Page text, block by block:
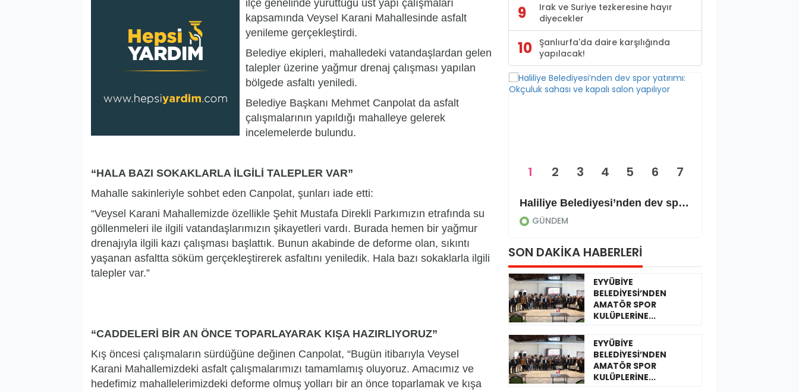
ilçe genelinde yürüttüğü üst yapı çalışmaları
kapsamında Veysel Karani Mahallesinde asfalt
yenileme gerçekleştirdi.
Belediye ekipleri, mahalledeki vatandaşlardan gelen
talepler üzerine yağmur drenaj çalışması yapılan
bölgede asfaltı yeniledi.
Belediye Başkanı Mehmet Canpolat da asfalt
çalışmalarının yapıldığı mahalleye gelerek
incelemelerde bulundu.
“HALA BAZI SOKAKLARLA İLGİLİ TALEPLER VAR”
Mahalle sakinleriyle sohbet eden Canpolat, şunları iade etti:
“Veysel Karani Mahallemizde özellikle Şehit Mustafa Direkli Parkımızın etrafında su
göllenmeleri ile ilgili vatandaşlarımızın şikayetleri vardı. Burada hemen bir yağmur
drenajıyla ilgili kazı çalışması başlattık. Bunun akabinde de deforme olan, sıkıntı
yaşanan asfaltta söküm gerçekleştirerek asfaltını yeniledik. Hala bazı sokaklarla ilgili
talepler var.”
“CADDELERİ BİR AN ÖNCE TOPARLAYARAK KIŞA HAZIRLIYORUZ”
Kış öncesi çalışmaların sürdüğüne değinen Canpolat, “Bugün itibarıyla Veysel
Karani Mahallemizdeki asfalt çalışmalarımızı tamamlamış oluyoruz. Amacımız ve
hedefimiz mahallelerimizdeki deforme olmuş yolları bir an önce toparlamak ve kışa
9
Irak ve Suriye tezkeresine hayır
diyecekler
10
Şanlıurfa'da daire karşılığında
yapılacak!
GÜNDEM
Haliliye Belediyesi’nden dev spor yatırımı: Okçuluk sahası ve kapalı salon yapılıyor
GÜNDEM
1 2 3 4 5 6 7
SON DAKİKA HABERLERİ
EYYÜBİYE
BELEDİYESİ’NDEN
AMATÖR SPOR
KULÜPLERİNE...
EYYÜBİYE
BELEDİYESİ’NDEN
AMATÖR SPOR
KULÜPLERİNE...